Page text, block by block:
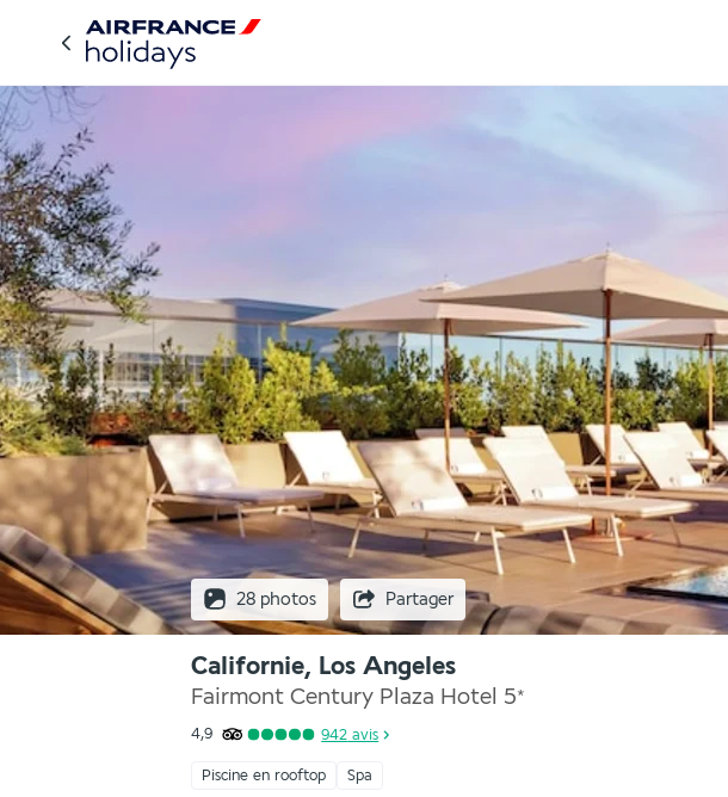
28 photos Partager
Californie, Los Angeles
Fairmont Century Plaza Hotel 5*
4,9 942 avis
Piscine en rooftop Spa